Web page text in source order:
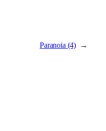
Paranoia (4) →